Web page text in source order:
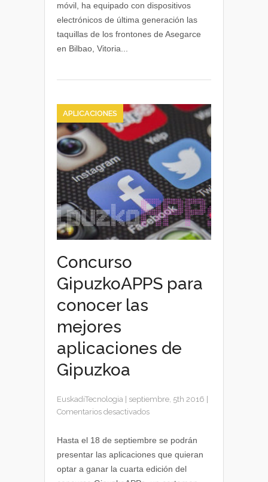
los
frontones
vascos
móvil, ha equipado con dispositivos
electrónicos de última generación las
taquillas de los frontones de Asegarce
en Bilbao, Vitoria...
APLICACIONES
Concurso
GipuzkoAPPS para
conocer las
mejores
aplicaciones de
Gipuzkoa
EuskadiTecnologia septiembre, 5th 2016
Comentarios desactivadosen
GipuzkoAPPS
conocer
las
Hasta el 18 de septiembre se podrán
presentar las aplicaciones que quieran
optar a ganar la cuarta edición del